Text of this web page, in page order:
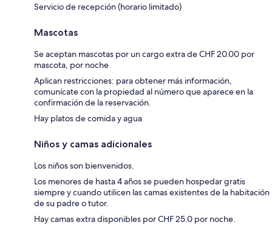
Servicio de recepción (horario limitado)
Mascotas
Se aceptan mascotas por un cargo extra de CHF 20.00 por
mascota, por noche
Aplican restricciones: para obtener más información,
comunícate con la propiedad al número que aparece en la
confirmación de la reservación.
Hay platos de comida y agua
Niños y camas adicionales
Los niños son bienvenidos.
Los menores de hasta 4 años se pueden hospedar gratis
siempre y cuando utilicen las camas existentes de la habitación
de su padre o tutor.
Hay camas extra disponibles por CHF 25.0 por noche.